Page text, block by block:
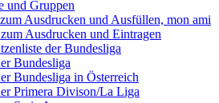
und Gruppen
Ausdrucken und Ausfüllen, mon ami
Ausdrucken und Eintragen
der Bundesliga
Bundesliga
Bundesliga in Österreich
Primera Divison/La Liga